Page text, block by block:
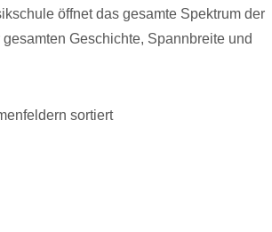
öffnet das gesamte Spektrum der
Geschichte, Spannbreite und
sortiert